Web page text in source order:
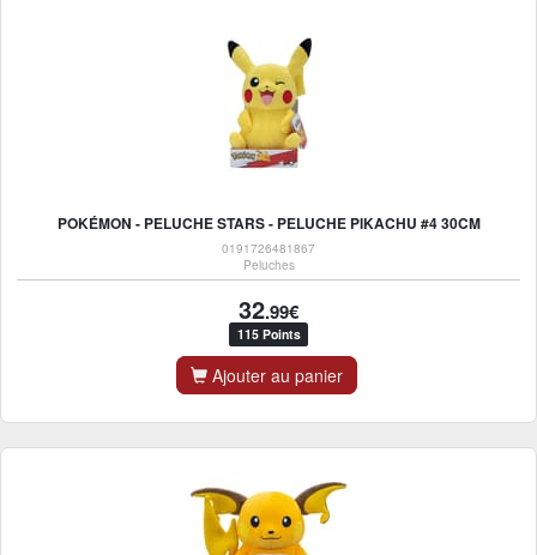
POKÉMON - PELUCHE STARS - PELUCHE PIKACHU #4 30CM
0191726481867
Peluches
32.99€
115 Points
Ajouter au panier